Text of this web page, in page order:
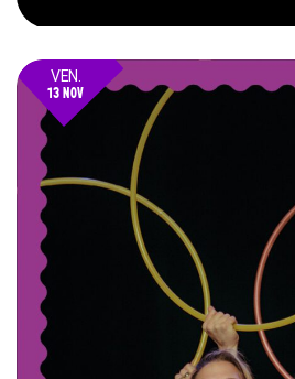
VEN.
13 NOV